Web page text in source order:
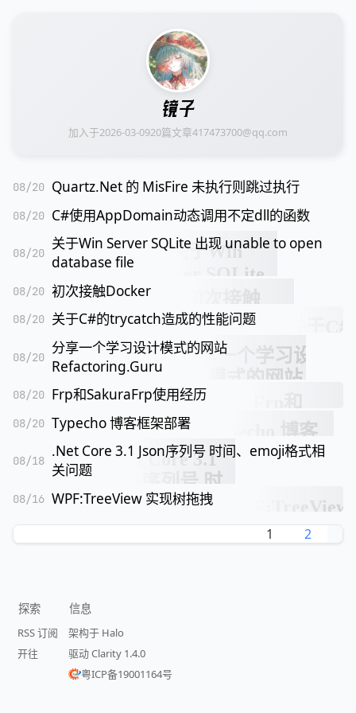
镜子
加入于2026-03-0920篇文章417473700@qq.com
08/20 Quartz.Net 的 MisFire 未执行则跳过执行
08/20 C#使用AppDomain动态调用不定dll的函数
08/20
关于Win Server SQLite 出现 unable to open
database file
08/20 初次接触Docker
08/20 关于C#的trycatch造成的性能问题
08/20
分享一个学习设计模式的网站
Refactoring.Guru
08/20 Frp和SakuraFrp使用经历
08/20 Typecho 博客框架部署
08/18
.Net Core 3.1 Json序列号 时间、emoji格式相
关问题
08/16 WPF:TreeView 实现树拖拽
1 2
探索
RSS 订阅
开往
信息
架构于 Halo
驱动 Clarity 1.4.0
粤ICP备19001164号